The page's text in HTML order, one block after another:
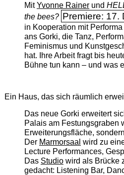
MitYvonne Rainerund
the bees? Premiere: 17.
in Kooperation mit
ans Gorki, die Tanz,
Feminismus und
hat. Ihre Arbeit fragt bis
Bühne tun kann – und was
Ein Haus, das sich räumlich
Das neue Gorki erweitert
Palais am Festungsgraben
Erweiterungsfläche,
Der Marmorsaal wird zu
Lecture Performances,
Das Studiowird als Brücke
gedacht: Listening Bar,